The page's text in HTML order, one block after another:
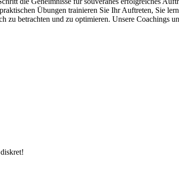
Übungen trainieren Sie Ihr Auftreten, Sie
betrachten und zu optimieren. Unsere Coachings